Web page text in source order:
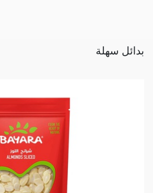
بدائل سهلة